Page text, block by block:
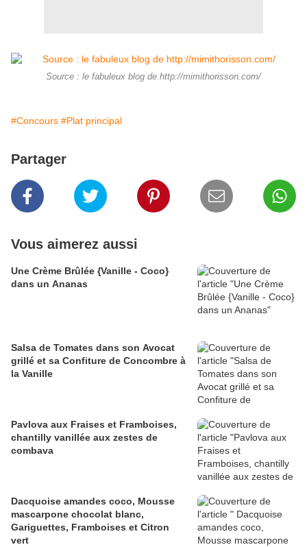
Source : le fabuleux blog de http://mimithorisson.com/
#Concours #Plat principal
Partager
Vous aimerez aussi
Une Crème Brûlée {Vanille - Coco}
dans un Ananas
Salsa de Tomates dans son Avocat
grillé et sa Confiture de Concombre à
la Vanille
Pavlova aux Fraises et Framboises,
chantilly vanillée aux zestes de
combava
Dacquoise amandes coco, Mousse
mascarpone chocolat blanc,
Gariguettes, Framboises et Citron
vert